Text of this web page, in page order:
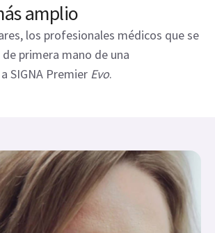
amplio
los profesionales médicos que se
primera mano de una
SIGNA Premier Evo.